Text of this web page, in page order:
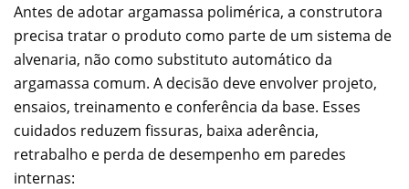
Antes de adotar argamassa polimérica, a construtora
precisa tratar o produto como parte de um sistema de
alvenaria, não como substituto automático da
argamassa comum. A decisão deve envolver projeto,
ensaios, treinamento e conferência da base. Esses
cuidados reduzem fissuras, baixa aderência,
retrabalho e perda de desempenho em paredes
internas: